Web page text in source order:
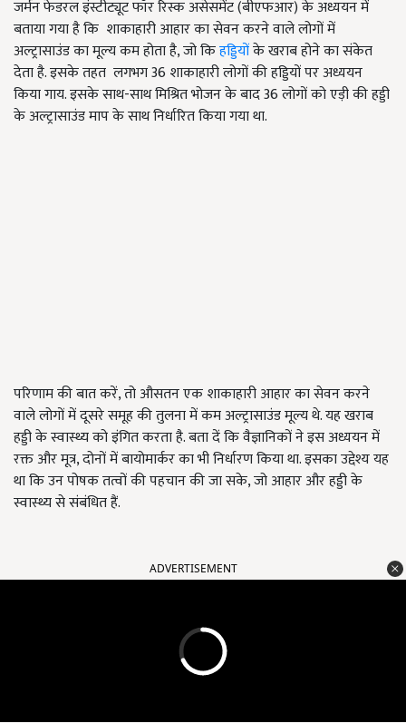
जर्मन फेडरल इंस्टीट्यूट फॉर रिस्क असेसमेंट (बीएफआर) के अध्ययन में
बताया गया है कि शाकाहारी आहार का सेवन करने वाले लोगों में
अल्ट्रासाउंड का मूल्य कम होता है, जो किहड्डियोंके खराब होने का संकेत
देता है. इसके तहत लगभग 36 शाकाहारी लोगों की हड्डियों पर अध्ययन
किया गाय. इसके साथ-साथ मिश्रित भोजन के बाद 36 लोगों को एड़ी की हड्डी
के अल्ट्रासाउंड माप के साथ निर्धारित किया गया था.
परिणाम की बात करें, तो औसतन एक शाकाहारी आहार का सेवन करने
वाले लोगों में दूसरे समूह की तुलना में कम अल्ट्रासाउंड मूल्य थे. यह खराब
हड्डी के स्वास्थ्य को इंगित करता है. बता दें कि वैज्ञानिकों ने इस अध्ययन में
रक्त और मूत्र, दोनों में बायोमार्कर का भी निर्धारण किया था. इसका उद्देश्य यह
था कि उन पोषक तत्वों की पहचान की जा सके, जो आहार और हड्डी के
स्वास्थ्य से संबंधित हैं.
ADVERTISEMENT